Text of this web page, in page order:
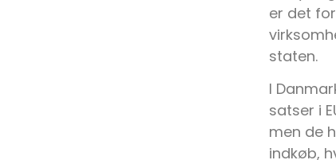
er det
staten.
I
satser i
men de
indkøb,